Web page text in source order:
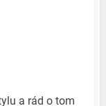
a rád o tom